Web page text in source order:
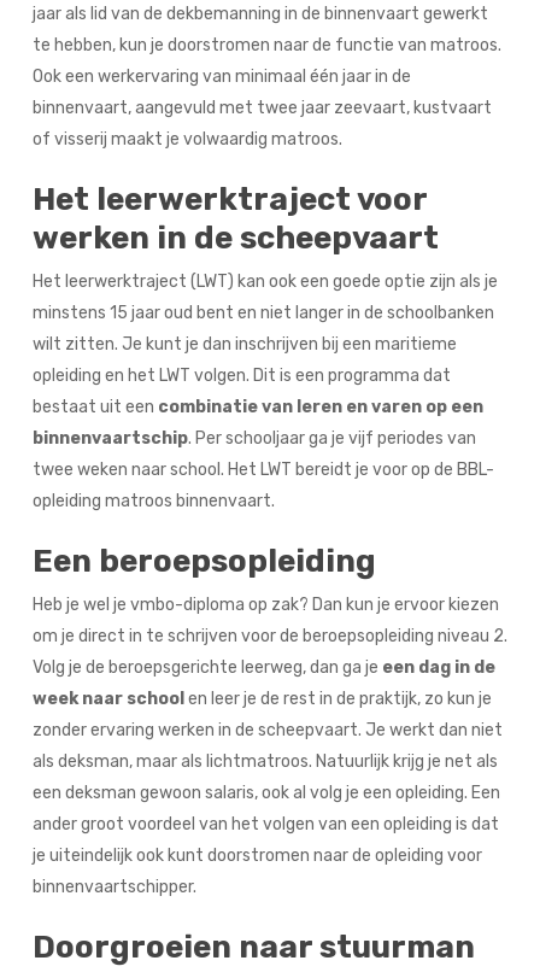
jaar als lid van de dekbemanning in de binnenvaart gewerkt
te hebben, kun je doorstromen naar de functie van matroos.
Ook een werkervaring van minimaal één jaar in de
binnenvaart, aangevuld met twee jaar zeevaart, kustvaart
of visserij maakt je volwaardig matroos.
Het leerwerktraject voor
werken in de scheepvaart
Het leerwerktraject (LWT) kan ook een goede optie zijn als je
minstens 15 jaar oud bent en niet langer in de schoolbanken
wilt zitten. Je kunt je dan inschrijven bij een maritieme
opleiding en het LWT volgen. Dit is een programma dat
bestaat uit een combinatie van leren en varen op een
binnenvaartschip. Per schooljaar ga je vijf periodes van
twee weken naar school. Het LWT bereidt je voor op de BBL-
opleiding matroos binnenvaart.
Een beroepsopleiding
Heb je wel je vmbo-diploma op zak? Dan kun je ervoor kiezen
om je direct in te schrijven voor de beroepsopleiding niveau 2.
Volg je de beroepsgerichte leerweg, dan ga je een dag in de
week naar school en leer je de rest in de praktijk, zo kun je
zonder ervaring werken in de scheepvaart. Je werkt dan niet
als deksman, maar als lichtmatroos. Natuurlijk krijg je net als
een deksman gewoon salaris, ook al volg je een opleiding. Een
ander groot voordeel van het volgen van een opleiding is dat
je uiteindelijk ook kunt doorstromen naar de opleiding voor
binnenvaartschipper.
Doorgroeien naar stuurman